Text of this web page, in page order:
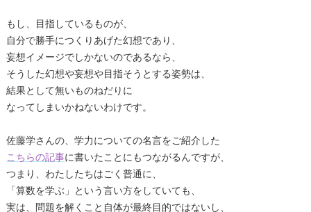
もし、目指しているものが、
自分で勝手につくりあげた幻想であり、
妄想イメージでしかないのであるなら、
そうした幻想や妄想や目指そうとする姿勢は、
結果として無いものねだりに
なってしまいかねないわけです。
佐藤学さんの、学力についての名言をご紹介した
こちらの記事に書いたことにもつながるんですが、
つまり、わたしたちはごく普通に、
「算数を学ぶ」という言い方をしていても、
実は、問題を解くこと自体が最終目的ではないし、